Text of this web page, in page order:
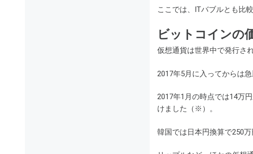
ここでは、ITバブルとも比
ビットコインの
仮想通貨は世界中で発行さ
2017年5月に入ってからは
2017年1月の時点では14万
けました（※）。
韓国では日本円換算で250